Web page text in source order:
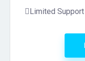
Limited Support